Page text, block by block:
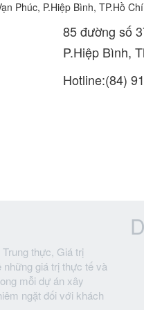
Phúc, P.Hiệp Bình, TP.Hồ
85 đường số
P.Hiệp Bình,
Hotline:(84)
thực, Giá trị
giá trị thực tế và
mỗi dự án xây
ngặt đối với khách